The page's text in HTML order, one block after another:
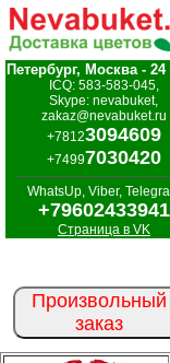
Петербург, Москва - 24
ICQ: 583-583-045,
Skype: nevabuket,
zakaz@nevabuket.ru
+78123094609
+74997030420
WhatsUp, Viber,
+79602433941
Страница в VK
Произвольный
заказ